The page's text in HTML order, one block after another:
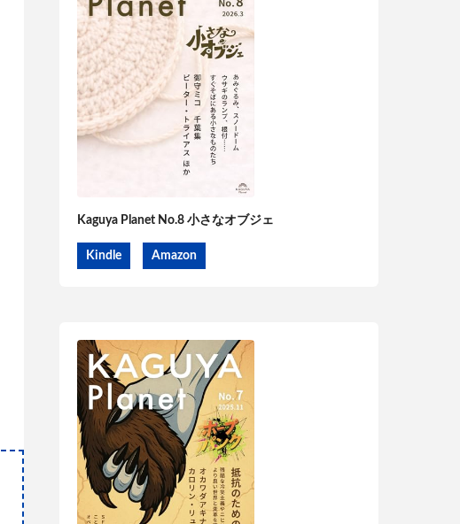
Kaguya Planet No.8 小さなオブジェ
Kindle Amazon